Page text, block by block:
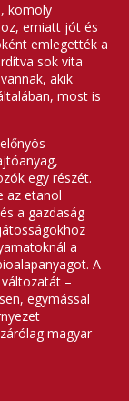
komoly
emiatt jót és
emlegették a
sok vita
akik
most is
egy részét.
az etanol
a gazdaság
a
A
–
egymással
magyar